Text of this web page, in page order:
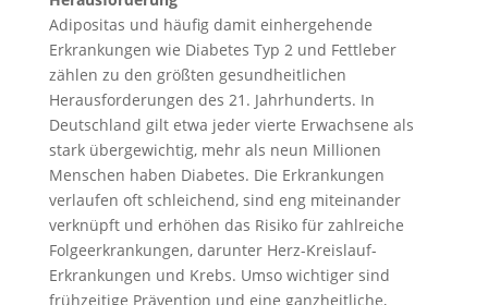
Adipositas und häufig damit einhergehende
Erkrankungen wie Diabetes Typ 2 und Fettleber
zählen zu den größten gesundheitlichen
Herausforderungen des 21. Jahrhunderts. In
Deutschland gilt etwa jeder vierte Erwachsene als
stark übergewichtig, mehr als neun Millionen
Menschen haben Diabetes. Die Erkrankungen
verlaufen oft schleichend, sind eng miteinander
verknüpft und erhöhen das Risiko für zahlreiche
Folgeerkrankungen, darunter Herz-Kreislauf-
Erkrankungen und Krebs. Umso wichtiger sind
frühzeitige Prävention und eine ganzheitliche,